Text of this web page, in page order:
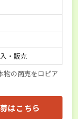
・販売
物の商売をロピア
はこちら